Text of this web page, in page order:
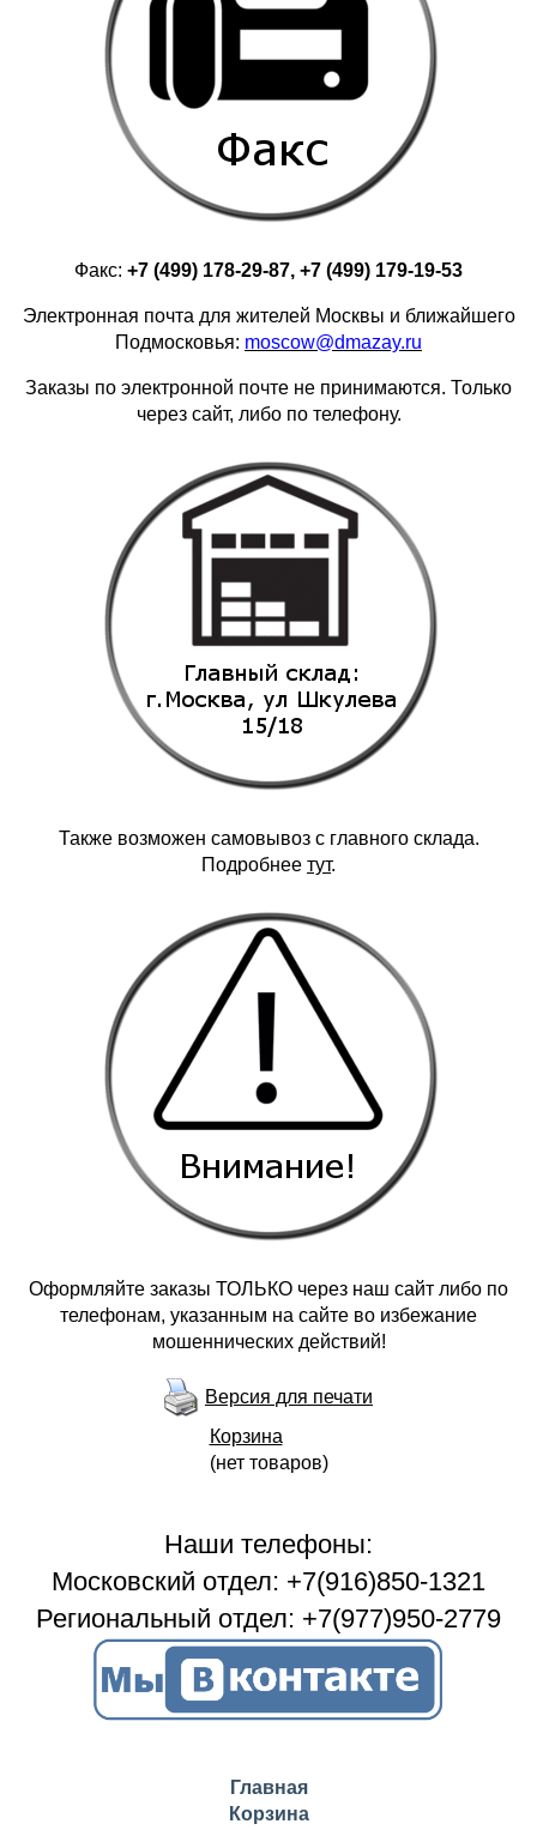
Факс: +7 (499) 178-29-87, +7 (499) 179-19-53
Электронная почта для жителей Москвы и ближайшего
Подмосковья: moscow@dmazay.ru
Заказы по электронной почте не принимаются. Только
через сайт, либо по телефону.
Также возможен самовывоз с главного склада.
Подробнее тут.
Оформляйте заказы ТОЛЬКО через наш сайт либо по
телефонам, указанным на сайте во избежание
мошеннических действий!
Версия для печати
Корзина
(нет товаров)
Наши телефоны:
Московский отдел: +7(916)850-1321
Региональный отдел: +7(977)950-2779
Главная
Корзина